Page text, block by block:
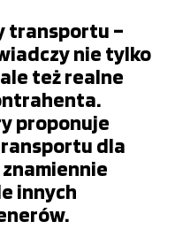
transportu –
nie tylko
też realne
proponuje
dla
innych